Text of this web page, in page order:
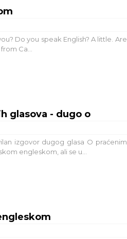
Do you speak English? A little. Are
Ca...
glasova - dugo o
izgovor dugog glasa O praćenim
engleskom, ali se u...